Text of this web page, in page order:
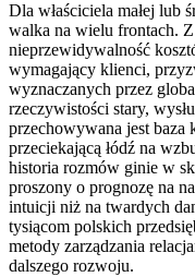
Dla właściciela małej lub
walka na wielu frontach. Z
nieprzewidywalność
wymagający klienci,
wyznaczanych przez
rzeczywistości stary,
przechowywana jest baza
przeciekającą łódź na
historia rozmów ginie w
proszony o prognozę na
intuicji niż na twardych
tysiącom polskich
metody zarządzania
dalszego rozwoju.